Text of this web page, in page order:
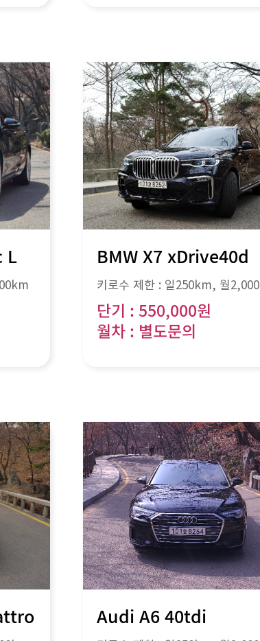
L BMW X7 xDrive40d
키로수 제한 : 일250km, 월
단기 : 550,000원
월차 : 별도문의
Audi A6 40tdi